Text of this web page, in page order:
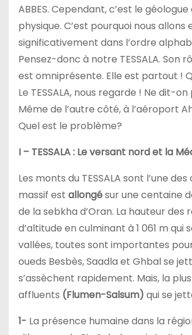
ABBES. Cependant, c’est le
physique. C’est pourquoi nous
significativement dans l’ordre
Pensez-donc à notre TESSALA.
est omniprésente. Elle est partout !
Le TESSALA, nous regarde ! Ne dit-
Même de l’autre côté, à l’aéroport
Quel est le problème?
I – TESSALA : Le versant nord et la
Les monts du TESSALA sont l’une
massif est allongésur une centaine
de la sebkha d’Oran. La hauteur
d’altitude en culminant à 1 061 m qui
vallées, toutes sont importantes
oueds Besbès, Saadla et Ghbal se
s’assèchent rapidement. Mais, la
affluents (Flumen-Salsum) qui se
1- La présence humaine dans la